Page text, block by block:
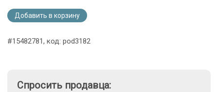
Добавить в корзину
#15482781, код: pod3182
Спросить продавца: